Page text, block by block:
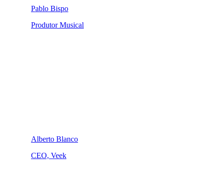
Pablo Bispo
Produtor Musical
Alberto Blanco
CEO, Veek